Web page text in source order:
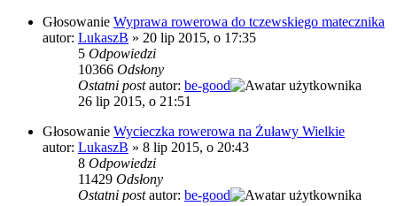
Głosowanie Wyprawa rowerowa do tczewskiego matecznika
autor: LukaszB » 20 lip 2015, o 17:35
5 Odpowiedzi
10366 Odsłony
Ostatni postautor: be-good
26 lip 2015, o 21:51
Głosowanie Wycieczka rowerowa na Żuławy Wielkie
autor: LukaszB » 8 lip 2015, o 20:43
8 Odpowiedzi
11429 Odsłony
Ostatni postautor: be-good